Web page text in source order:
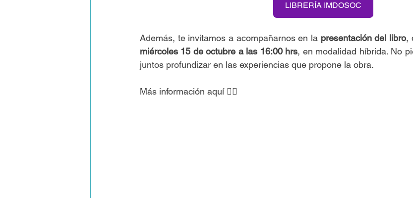
LIBRERÍA IMDOSOC
Además, te invitamos a acompañarnos en la presentación del libro,
miércoles 15 de octubre a las 16:00 hrs, en modalidad híbrida. No
juntos profundizar en las experiencias que propone la obra.
Más información aquí 👇🏼